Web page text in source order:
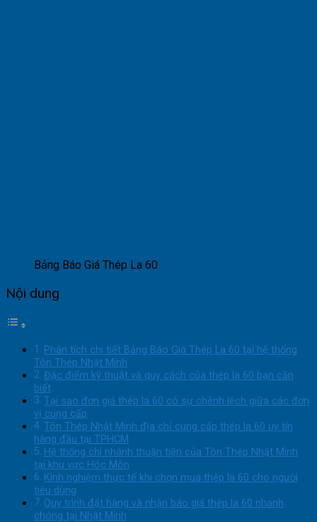
Bảng Báo Giá Thép La 60
Nội dung
Phân tích chi tiết Bảng Báo Giá Thép La 60 tại hệ thống
Tôn Thép Nhật Minh
Đặc điểm kỹ thuật và quy cách của thép la 60 bạn cần
biết
Tại sao đơn giá thép la 60 có sự chênh lệch giữa các đơn
vị cung cấp
Tôn Thép Nhật Minh địa chỉ cung cấp thép la 60 uy tín
hàng đầu tại TPHCM
Hệ thống chi nhánh thuận tiện của Tôn Thép Nhật Minh
tại khu vực Hóc Môn
Kinh nghiệm thực tế khi chọn mua thép la 60 cho người
tiêu dùng
Quy trình đặt hàng và nhận báo giá thép la 60 nhanh
chóng tại Nhật Minh